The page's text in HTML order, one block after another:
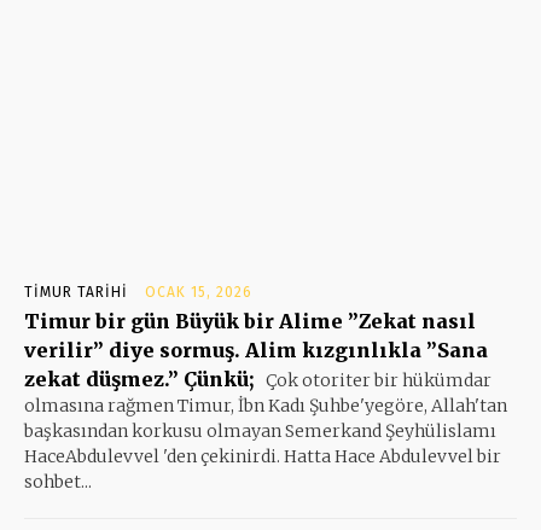
TIMUR TARIHI OCAK 15, 2026
Timur bir gün Büyük bir Alime ”Zekat nasıl
verilir” diye sormuş. Alim kızgınlıkla ”Sana
zekat düşmez.” Çünkü; Çok otoriter bir hükümdar
olmasına rağmen Timur, İbn Kadı Şuhbe'yegöre, Allah'tan
başkasından korkusu olmayan Semerkand Şeyhülislamı
HaceAbdulevvel 'den çekinirdi. Hatta Hace Abdulevvel bir
sohbet...